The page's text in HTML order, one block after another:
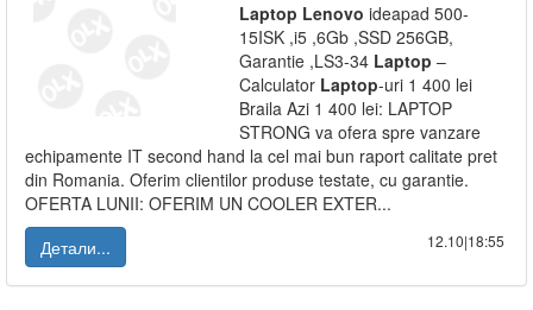
Laptop Lenovo ideapad 500-
15ISK ,i5 ,6Gb ,SSD 256GB,
Garantie ,LS3-34 Laptop –
Calculator Laptop-uri 1 400 lei
Braila Azi 1 400 lei: LAPTOP
STRONG va ofera spre vanzare
echipamente IT second hand la cel mai bun raport calitate pret
din Romania. Oferim clientilor produse testate, cu garantie.
OFERTA LUNII: OFERIM UN COOLER EXTER...
Детали...
12.10|18:55